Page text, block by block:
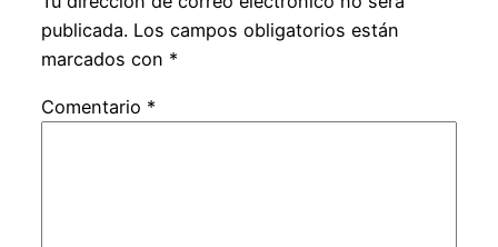
publicada. Los campos obligatorios están
marcados con *
Comentario *